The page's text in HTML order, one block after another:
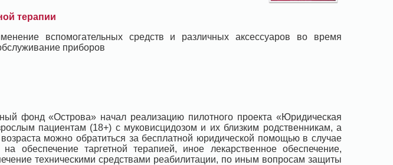
терапии
вспомогательных средств и различных аксессуаров во время
приборов
фонд «Острова» начал реализацию пилотного проекта «Юридическая
пациентам (18+) с муковисцидозом и их близким родственникам, а
можно обратиться за бесплатной юридической помощью в случае
обеспечение таргетной терапией, иное лекарственное обеспечение,
техническими средствами реабилитации, по иным вопросам защиты